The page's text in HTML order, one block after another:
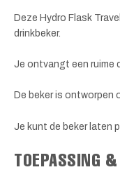
Deze Hydro Flask
drinkbeker.
Je ontvangt een ruime
De beker is ontworpen
Je kunt de beker laten
TOEPASSING